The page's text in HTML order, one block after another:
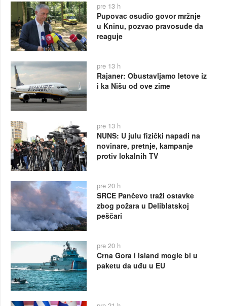
pre 13 h
Pupovac osudio govor mržnje
u Kninu, pozvao pravosuđe da
reaguje
pre 13 h
Rajaner: Obustavljamo letove iz
i ka Nišu od ove zime
pre 13 h
NUNS: U julu fizički napadi na
novinare, pretnje, kampanje
protiv lokalnih TV
pre 20 h
SRCE Pančevo traži ostavke
zbog požara u Deliblatskoj
peščari
pre 20 h
Crna Gora i Island mogle bi u
paketu da uđu u EU